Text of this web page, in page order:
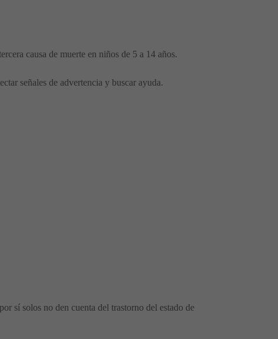
causa de muerte en niños de 5 a 14 años.
señales de advertencia y buscar ayuda.
sí solos no den cuenta del trastorno del estado de